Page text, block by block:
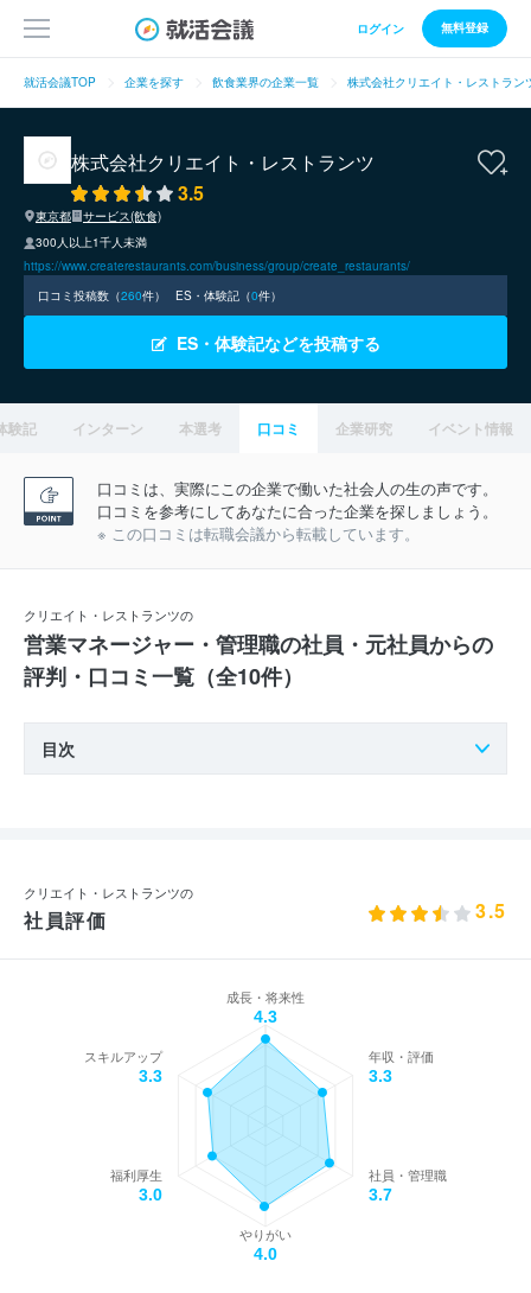
ログイン 無料登録
就活会議TOP 企業を探す 飲食業界の企業一覧 株式会社クリエイト・レストラン
株式会社クリエイト・レストランツ
3.5
東京都
サービス(飲食)
300人以上1千人未満
https://www.createrestaurants.com/business/group/create_restaurants/
口コミ投稿数（260件） ES・体験記（0件）
ES・体験記などを投稿する
験記 インターン 本選考 口コミ 企業研究 イベント情報
口コミは、実際にこの企業で働いた社会人の生の声です。
口コミを参考にしてあなたに合った企業を探しましょう。
※ この口コミは転職会議から転載しています。
クリエイト・レストランツの
営業マネージャー・管理職の社員・元社員からの
評判・口コミ一覧（全10件）
目次
クリエイト・レストランツの
社員評価 3.5
成長・将来性
4.3
年収・評価
3.3
社員・管理職
3.7
やりがい
4.0
福利厚生
3.0
スキルアップ
3.3